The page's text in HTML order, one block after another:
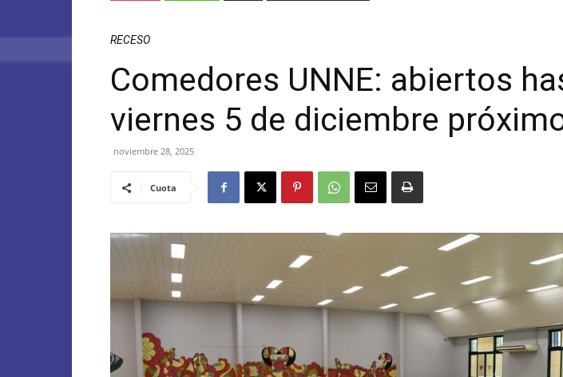
RECESO
Comedores UNNE: abiertos
viernes 5 de diciembre
noviembre 28, 2025
Cuota